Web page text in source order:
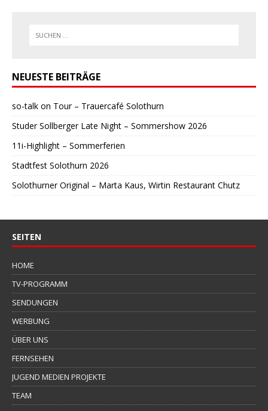
NEUESTE BEITRÄGE
so-talk on Tour – Trauercafé Solothurn
Studer Sollberger Late Night – Sommershow 2026
11i-Highlight – Sommerferien
Stadtfest Solothurn 2026
Solothurner Original – Marta Kaus, Wirtin Restaurant Chutz
SEITEN
HOME
TV-PROGRAMM
SENDUNGEN
WERBUNG
ÜBER UNS
FERNSEHEN
JUGEND MEDIEN PROJEKTE
TEAM